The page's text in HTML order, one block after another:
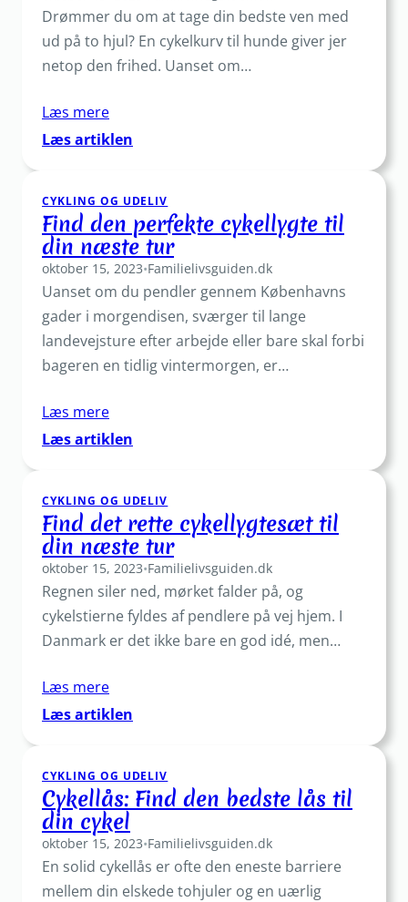
til
din
cykel
Drømmer du om at tage din bedste ven med
ud på to hjul? En cykelkurv til hunde giver jer
netop den frihed. Uanset om…
Læs mere
Læs artiklen
hunde:
Gør
cykelturen
tryg
og
sjov
CYKLING OG UDELIV
Find den perfekte cykellygte til
din næste tur
oktober 15, 2023•Familielivsguiden.dk
Uanset om du pendler gennem Københavns
gader i morgendisen, sværger til lange
landevejsture efter arbejde eller bare skal forbi
bageren en tidlig vintermorgen, er…
Læs mere
Læs artiklen
perfekte
cykellygte
til
din
næste
tur
CYKLING OG UDELIV
Find det rette cykellygtesæt til
din næste tur
oktober 15, 2023•Familielivsguiden.dk
Regnen siler ned, mørket falder på, og
cykelstierne fyldes af pendlere på vej hjem. I
Danmark er det ikke bare en god idé, men…
Læs mere
Læs artiklen
rette
cykellygtesæt
din
næste
tur
CYKLING OG UDELIV
Cykellås: Find den bedste lås til
din cykel
oktober 15, 2023•Familielivsguiden.dk
En solid cykellås er ofte den eneste barriere
mellem din elskede tohjuler og en uærlig